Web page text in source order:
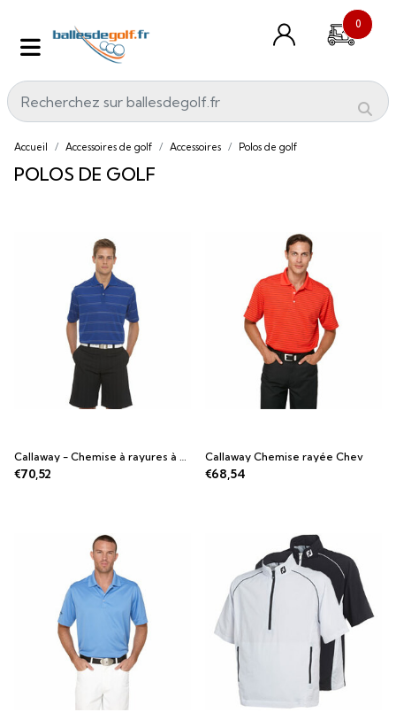
0
Accueil Accessoires de golf Accessoires Polos de golf
POLOS DE GOLF
Callaway - Chemise à rayures à manches courtes
€70,52
Callaway Chemise rayée Chev
€68,54